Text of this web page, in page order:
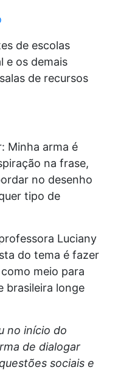
de escolas
e os demais
de recursos
Minha arma é
na frase,
no desenho
tipo de
Luciany
do tema é fazer
meio para
brasileira longe
no início do
de dialogar
sociais e